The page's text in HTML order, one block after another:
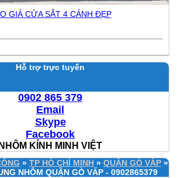
GIÁ CỬA SẮT 4 CÁNH ĐẸP
Hỗ trợ trực tuyến
0902 865 379
Email
Skype
Facebook
NHÔM KÍNH MINH VIỆT
» TP HỒ CHÍ MINH » QUẬN GÒ VẤP »
NHÔM QUẬN GÒ VẤP - 0902865379